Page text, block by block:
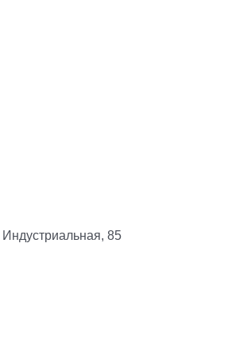
Индустриальная, 85